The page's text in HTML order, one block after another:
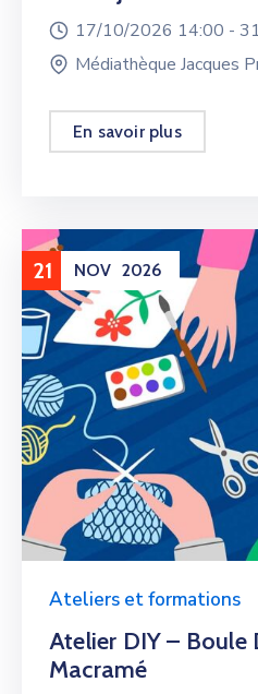
17/10/2026 14:00 -
Médiathèque Jacques
En savoir plus
21 NOV 2026
Ateliers et formations
Atelier DIY – Boule
Macramé